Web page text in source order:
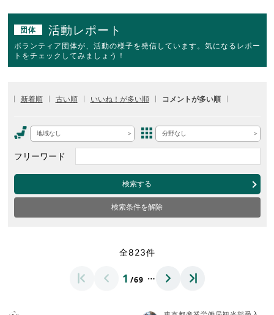
団体 活動レポート
ボランティア団体が、活動の様子を発信しています。気になるレポー
トをチェックしてみましょう！
新着順 古い順 いいね！が多い順 コメントが多い順
地域なし 分野なし
フリーワード
検索する
検索条件を解除
全823件
1 /69 …